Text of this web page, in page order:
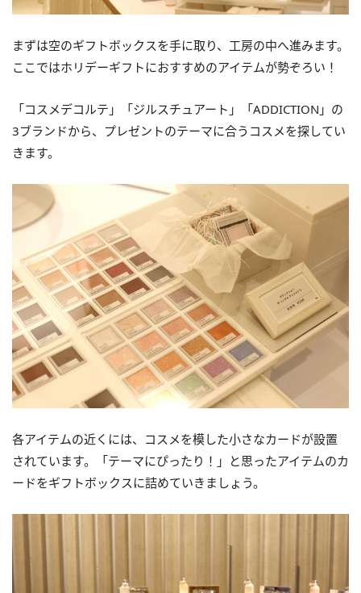
まずは空のギフトボックスを手に取り、工房の中へ進みます。
ここではホリデーギフトにおすすめのアイテムが勢ぞろい！
「コスメデコルテ」「ジルスチュアート」「ADDICTION」の
3ブランドから、プレゼントのテーマに合うコスメを探してい
きます。
各アイテムの近くには、コスメを模した小さなカードが設置
されています。「テーマにぴったり！」と思ったアイテムのカ
ードをギフトボックスに詰めていきましょう。